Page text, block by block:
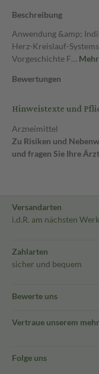
Beschreibung
Anwendung &amp;
Herz-Kreislauf-
Vorgeschichte F… Mehr
Bewertungen
Hinweistexte und
Arzneimittel
Zu Risiken und
und fragen Sie Ihre
Versandarten
i.d.R. am nächsten
Zahlarten
sicher und bequem
Bewerte uns
Vertraue unserem
Folge uns